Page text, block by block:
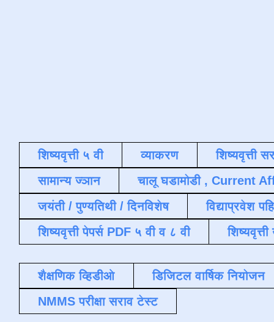
शिष्यवृत्ती ५ वी व्याकरण
शिष्यवृत्ती
सामान्य ज्ञान
चालू घडामोडी , Current
जयंती / पुण्यतिथी / दिनविशेष
विद्याप्रवेश
शिष्यवृत्ती पेपर्स PDF ५ वी व ८ वी
शैक्षणिक व्हिडीओ
डिजिटल वार्षिक नियोजन
NMMS परीक्षा सराव टेस्ट